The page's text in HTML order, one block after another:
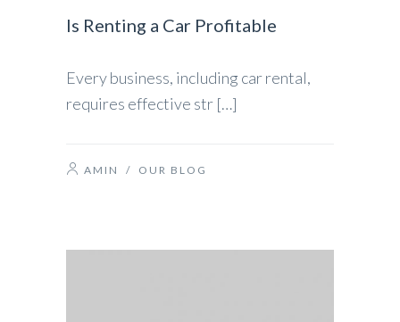
Is Renting a Car Profitable
Every business, including car rental,
requires effective str […]
AMIN / OUR BLOG